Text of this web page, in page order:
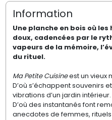
Information
Une planche en bois où
doux, cadencées par le
vapeurs de la mémoire,
du rituel.
Ma Petite Cuisineest un vieux
D’où s’échappent souvenirs
vibrations d’un jardin intérieur.
D’où des instantanés font
anecdotes de femmes,